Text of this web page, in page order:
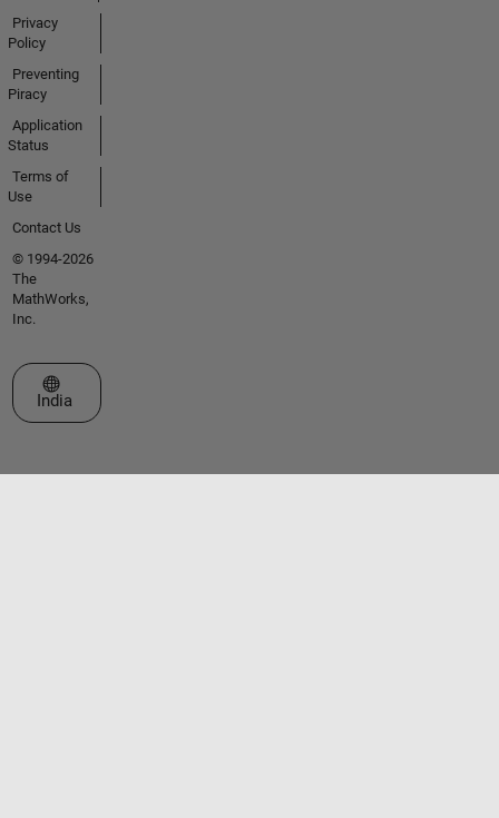
Privacy
Policy
Preventing
Piracy
Application
Status
Terms of
Use
Contact Us
© 1994-2026
The
MathWorks,
Inc.
Select a Web Site
India